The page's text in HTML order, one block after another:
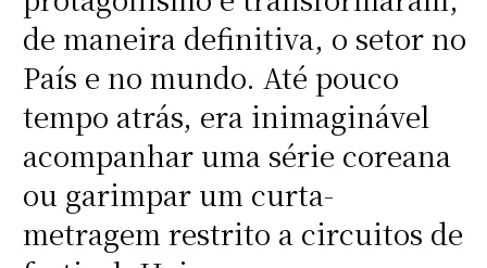
de maneira definitiva, o setor no
País e no mundo. Até pouco
tempo atrás, era inimaginável
acompanhar uma série coreana
ou garimpar um curta-
metragem restrito a circuitos de